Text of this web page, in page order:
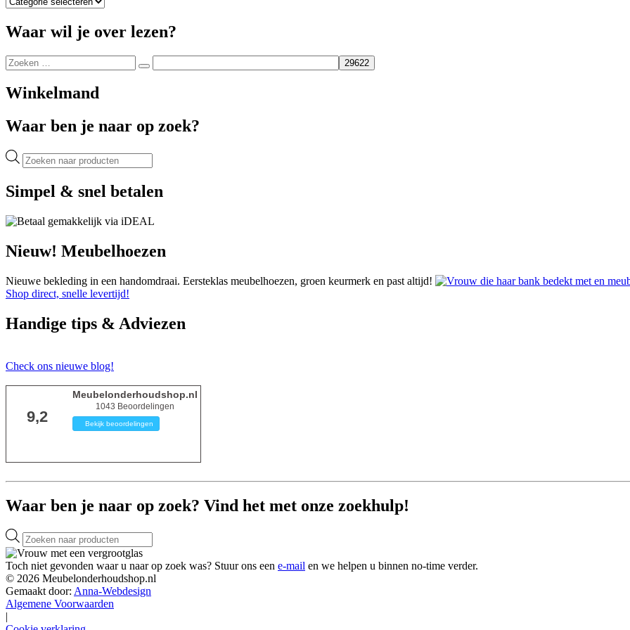
blog
categorie
Waar wil je over lezen?
Zoeken
naar:
Zoeken
Winkelmand
Waar ben je naar op zoek?
Producten
zoeken
Simpel & snel betalen
Nieuw! Meubelhoezen
Nieuwe bekleding in een handomdraai. Eersteklas meubelhoezen, groen keurmerk en past altijd!
Shop direct, snelle levertijd!
Handige tips & Adviezen
Check ons nieuwe blog!
9,2
Meubelonderhoudshop.nl
1043 Beoordelingen
Bekijk beoordelingen
Waar ben je naar op zoek? Vind het met onze zoekhulp!
Producten
zoeken
Toch niet gevonden waar u naar op zoek was? Stuur ons een e-mail en we helpen u binnen no-time verder.
© 2026 Meubelonderhoudshop.nl
Gemaakt door: Anna-Webdesign
Algemene Voorwaarden
|